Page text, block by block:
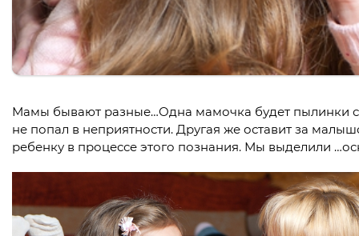
Мамы бывают разные…Одна мамочка будет пылинки
не попал в неприятности. Другая же оставит за
ребенку в процессе этого познания. Мы выделили